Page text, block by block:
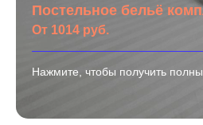
Постельное бельё
От 1014 руб.
Нажмите, чтобы получить